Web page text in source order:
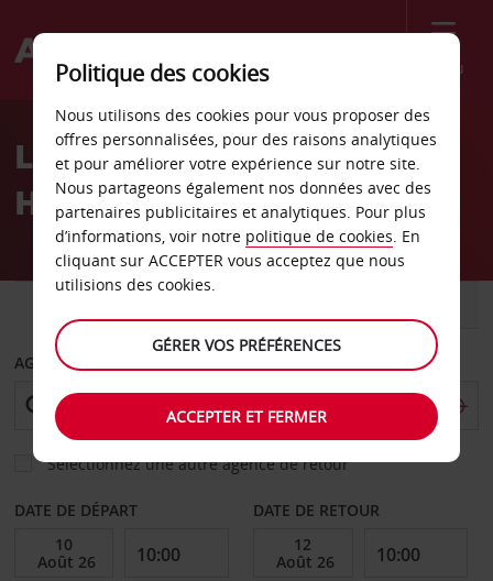
Menu
Welcome
AvisLocation de voiture
Helsinki
AGENCE DE DÉPART
Sélectionnez une autre agence de retour
DATE DE DÉPART DATE DE RETOUR
Politique des cookies
Nous utilisons des cookies pour vous proposer des
offres personnalisées, pour des raisons analytiques
et pour améliorer votre expérience sur notre site.
Nous partageons également nos données avec des
partenaires publicitaires et analytiques. Pour plus
d’informations, voir notre politique de cookies. En
cliquant sur ACCEPTER vous acceptez que nous
utilisions des cookies.
GÉRER VOS PRÉFÉRENCES
ACCEPTER ET FERMER